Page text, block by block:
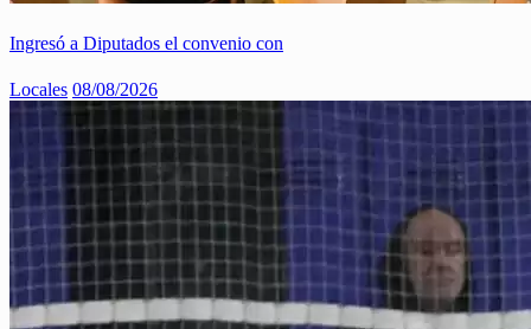
Ingresó a Diputados el convenio con
Locales 08/08/2026